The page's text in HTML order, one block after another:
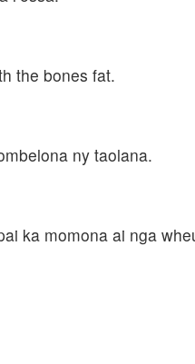
the bones fat.
ny taolana.
ka momona ai nga